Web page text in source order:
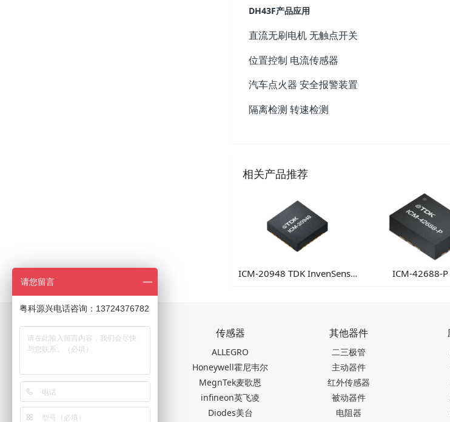
DH43F产品应用
直流无刷电机 无触点开关
位置控制 电流传感器
汽车点火器 安全报警装置
隔离检测 转速检测
相关产品推荐
ICM-20948 TDK InvenSense
ICM-42688-P
关于我们
联系我们
传感器
ALLEGRO
Honeywell霍尼韦尔
MegnTek麦歌恩
infineon英飞凌
Diodes美台
其他器件
二三极管
主动器件
红外传感器
被动器件
电阻器
请您留言
粤科源兴电话咨询：13724376782